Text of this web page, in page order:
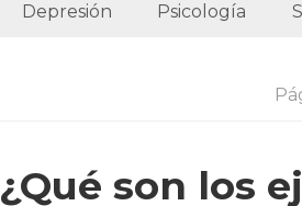
Depresión Psicología
¿Qué son los